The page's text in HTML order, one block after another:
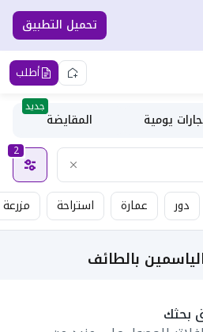
تحميل التطبيق
أطلب
يومية المقايضة
جديد
2
دور عمارة استراحة مزرعة
بالطائف
بحثك